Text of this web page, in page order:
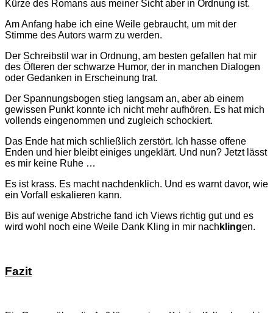
Kürze des Romans aus meiner Sicht aber in Ordnung ist.
Am Anfang habe ich eine Weile gebraucht, um mit der
Stimme des Autors warm zu werden.
Der Schreibstil war in Ordnung, am besten gefallen hat mir
des Öfteren der schwarze Humor, der in manchen Dialogen
oder Gedanken in Erscheinung trat.
Der Spannungsbogen stieg langsam an, aber ab einem
gewissen Punkt konnte ich nicht mehr aufhören. Es hat mich
vollends eingenommen und zugleich schockiert.
Das Ende hat mich schließlich zerstört. Ich hasse offene
Enden und hier bleibt einiges ungeklärt. Und nun? Jetzt lässt
es mir keine Ruhe …
Es ist krass. Es macht nachdenklich. Und es warnt davor, wie
ein Vorfall eskalieren kann.
Bis auf wenige Abstriche fand ich Views richtig gut und es
wird wohl noch eine Weile Dank Kling in mir nach klingen.
Fazit